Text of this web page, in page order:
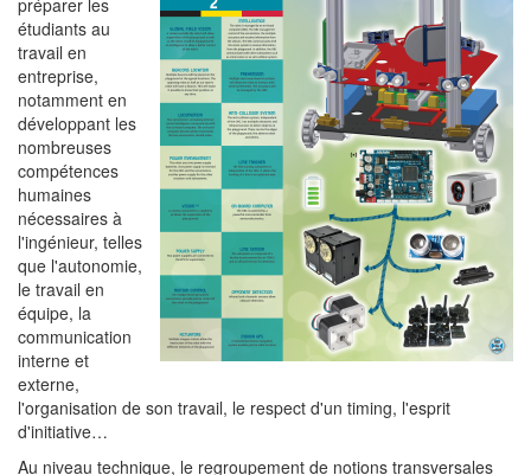
préparer les
étudiants au
travail en
entreprise,
notamment en
développant les
nombreuses
compétences
humaines
nécessaires à
l'ingénieur, telles
que l'autonomie,
le travail en
équipe, la
communication
interne et
externe,
l'organisation de son travail, le respect d'un timing, l'esprit
d'initiative…
Au niveau technique, le regroupement de notions transversales